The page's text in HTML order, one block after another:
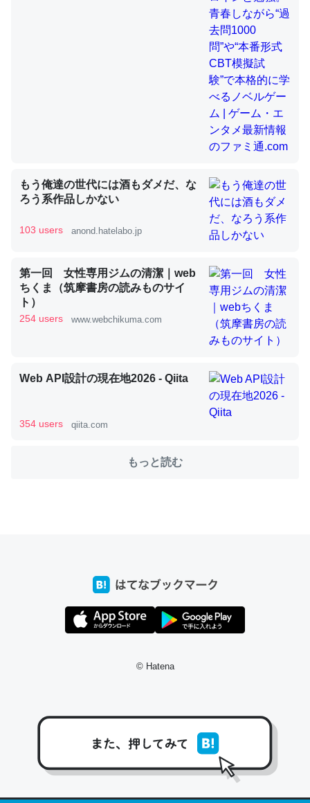
論文では「淡水はカルシウムも酸素も不足してて両方に不
利だから両方が拮抗してるのでは」とあって面白い。海に
いる鋏角類（カブトガニ・ウミグモ）はカルシウムを使わ
ずキチンを強化してる筈だが、酵素が違うのか？
─ニュース :: 【研究発表】昆虫学の大問題＝「昆虫はなぜ海にいな
これを元に考えるとカルシウムを大量に使う脊椎動物と貝
─ニュース :: 【研究発表】昆虫学の大問題＝「昆虫はなぜ海にいな
いのか」に関する新仮説
ウチもEchoを実家に置いて４年。でたまに覗いてる。ぼ
ちぼちRingも置こうかと画策中。あと、Googleマップで
位置情報を共有してる。電池残量や充電中かが分かるので
これ見て生きてるなって分かる。
コミュニケーションが劇的に変化した｜tayorini by LIFULL介護
り時間を日数にすると1週間とかの人が多いそうだけど、
それを実質100倍以上に伸ばす効果があるはず……
─たまにLINEするくらいだった遠方の父67歳と僕。ITツール導入で
コミュニケーションが劇的に変化した｜tayorini by LIFULL介護
私も3年前ぐらいに祖母の家に設置した。ポケットWifiみ
たいなのでネット環境作ったけどAlexaしか使わないので
回線代ほとんどかからないですよ。参考：
https://toyoshi.hatenablog.com/entry/2019/05/15/1805
もう俺達の世代には酒もダメだ、な
ろう系作品しかない
103 users anond.hatelabo.jp
第一回 女性専用ジムの清潔｜web
ちくま（筑摩書房の読みものサイ
ト）
254 users www.webchikuma.com
Web API設計の現在地2026 - Qiita
354 users qiita.com
もっと読む
© Hatena